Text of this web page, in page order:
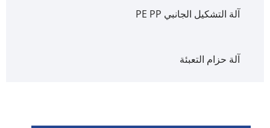
آلة التشكيل الجانبي PE PP
آلة حزام التعبئة